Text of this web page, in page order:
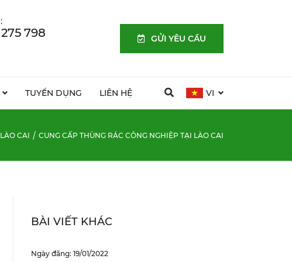
TUYỂN DỤNG LIÊN HỆ VI
798 GỬI YÊU CẦU
LÀO CAI CUNG CẤP THÙNG RÁC CÔNG NGHIỆP TẠI LÀO CAI
BÀI VIẾT KHÁC
Ngày đăng: 19/01/2022